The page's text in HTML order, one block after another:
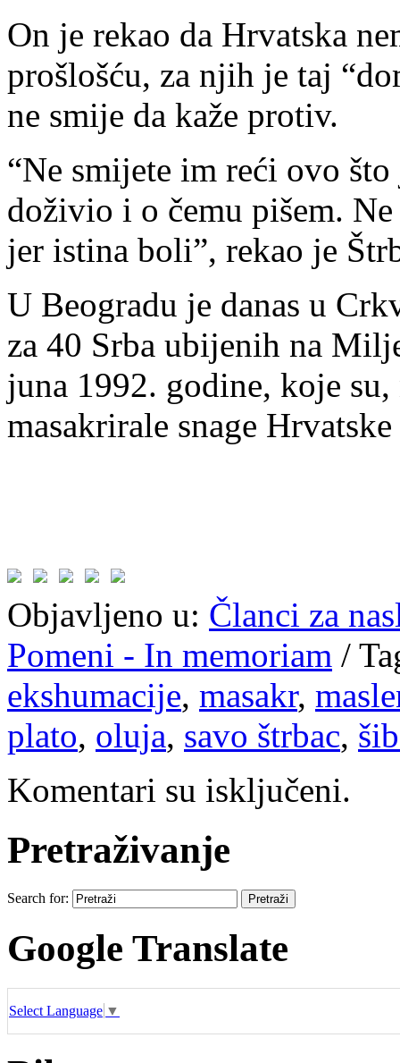
On je rekao da Hrvatska
prošlošću, za njih je taj
ne smije da kaže protiv.
“Ne smijete im reći ovo
doživio i o čemu pišem.
jer istina boli”, rekao je
U Beogradu je danas u
za 40 Srba ubijenih na
juna 1992. godine, koje
masakrirale snage
Objavljeno u: Članci za
Pomeni - In memoriam /
ekshumacije, masakr,
plato, oluja, savo štrbac,
Komentari su isključeni.
Pretraživanje
Search for:
Google Translate
Select Language ▼